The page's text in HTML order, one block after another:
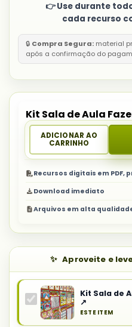
👉 Use durante
cada recurso
🔒 Compra Segura: material
após a confirmação do
Kit Sala de Aula
ADICIONAR AO
CARRINHO
Recursos digitais em PDF,
Download imediato
Arquivos em alta
Aproveite e
Produto
Kit Sala de
↗
ESTE ITEM